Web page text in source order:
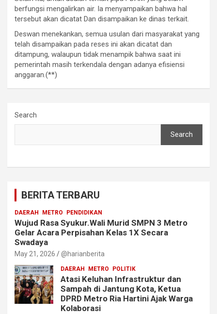
berfungsi mengalirkan air. Ia menyampaikan bahwa hal
tersebut akan dicatat Dan disampaikan ke dinas terkait.
Deswan menekankan, semua usulan dari masyarakat yang
telah disampaikan pada reses ini akan dicatat dan
ditampung, walaupun tidak menampik bahwa saat ini
pemerintah masih terkendala dengan adanya efisiensi
anggaran.(**)
Search
Search
BERITA TERBARU
DAERAH METRO PENDIDIKAN
Wujud Rasa Syukur.Wali Murid SMPN 3 Metro
Gelar Acara Perpisahan Kelas 1X Secara
Swadaya
May 21, 2026 @harianberita
DAERAH METRO POLITIK
Atasi Keluhan Infrastruktur dan
Sampah di Jantung Kota, Ketua
DPRD Metro Ria Hartini Ajak Warga
Kolaborasi